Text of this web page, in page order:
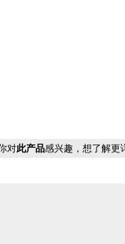
对此产品感兴趣，想了解更